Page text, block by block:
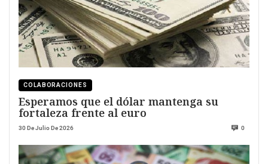
COLABORACIONES
Esperamos que el dólar mantenga su
fortaleza frente al euro
30 De Julio De 2026 0